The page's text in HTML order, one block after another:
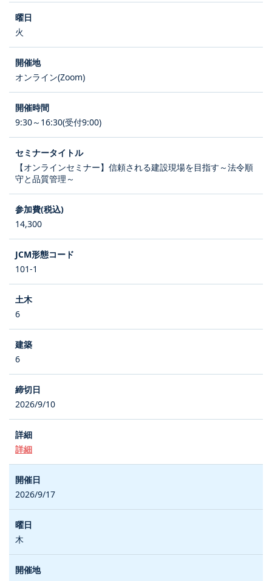
火
オンライン(Zoom)
9:30～16:30(受付9:00)
【オンラインセミナー】信頼される建設現場を目指す～法令順
守と品質管理～
14,300
101-1
6
6
2026/9/10
詳細
2026/9/17
木